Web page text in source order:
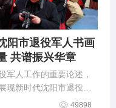
市退役军人书画
共谱振兴华章
军人工作的重要论述，
现新时代沈阳市退役军
色与使命担当。
49898